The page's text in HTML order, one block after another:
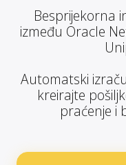
Besprijekorna
između Oracle
Automatski
kreirajte
praćenje i